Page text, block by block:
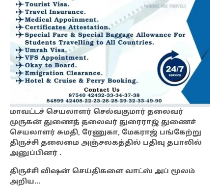
மாவட்டச் செயலாளர் செல்வகுமார் தலைவர்
முருகன் துணைத் தலைவர் துரைராஜ் துணைச்
செயலாளர் சுமதி, ரேணுகா, மேகராஜ் பங்கேற்று
திருச்சி தலைமை அஞ்சலகத்தில் பதிவு தபாலில்
அனுப்பினர் .
திருச்சி விஷன் செய்திகளை வாட்ஸ் அப் மூலம்
அறிய…